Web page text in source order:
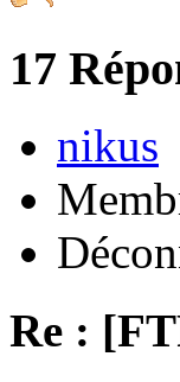
17
nikus
Re :